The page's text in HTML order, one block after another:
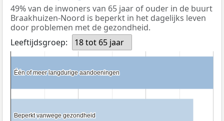
49% van de inwoners van 65 jaar of ouder in de buurt
Braakhuizen-Noord is beperkt in het dagelijks leven
door problemen met de gezondheid.
Leeftijdsgroep:
18 tot 65 jaar
Één of meer langdurige aandoeningen
Één of meer langdurige aandoeningen
Beperkt vanwege gezondheid
Beperkt vanwege gezondheid